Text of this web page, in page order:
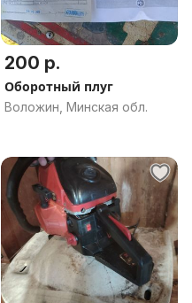
200 р.
Оборотный плуг
Воложин, Минская обл.